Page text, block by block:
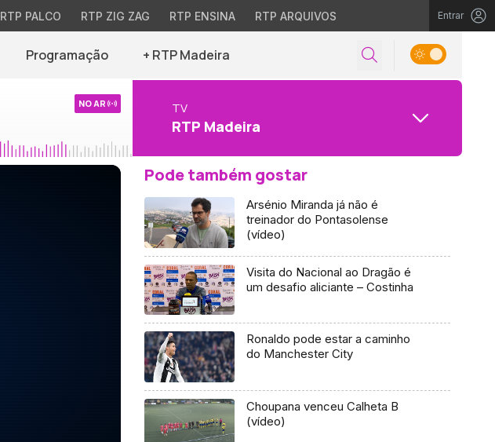
RTP PALCO RTP ZIG ZAG RTP ENSINA RTP ARQUIVOS Entrar
Programação + RTP Madeira
NO AR TV
RTP Madeira
Pode também gostar
Arsénio Miranda já não é
treinador do Pontasolense
(vídeo)
Visita do Nacional ao Dragão é
um desafio aliciante – Costinha
Ronaldo pode estar a caminho
do Manchester City
Choupana venceu Calheta B
(vídeo)